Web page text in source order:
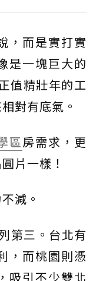
，而是實打實
是一塊巨大的
值精壯年的工
對有底氣。
區房需求，更
片一樣！
減。
第三。台北有
，而桃園則憑
吸引不少雙北